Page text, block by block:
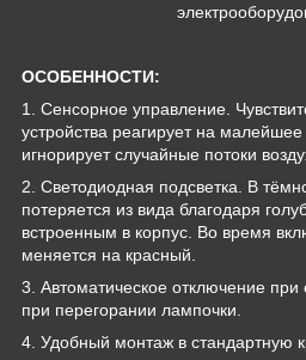
ОСОБЕННОСТИ:
1. Сенсорное управление.
устройства реагирует на
игнорирует случайные потоки
2. Светодиодная подсветка. В
потеряется из вида благодаря
встроенным в корпус. Во время
меняется на красный.
3. Автоматическое отключение
при перегорании лампочки.
4. Удобный монтаж в стандартную